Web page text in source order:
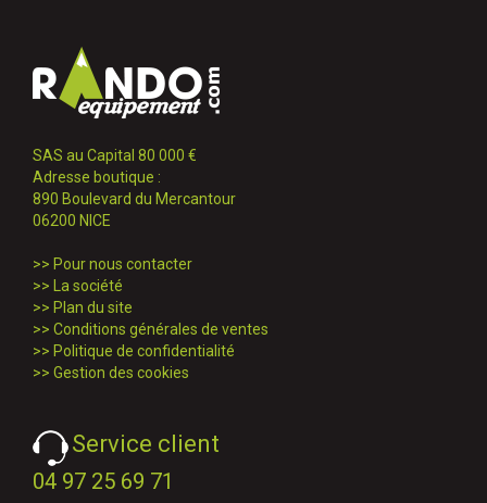
SAS au Capital 80 000 €
Adresse boutique :
890 Boulevard du Mercantour
06200 NICE
>> Pour nous contacter
>>
La société
>> Plan du site
>> Conditions générales de ventes
>> Politique de confidentialité
>> Gestion des cookies
Service client
04 97 25 69 71